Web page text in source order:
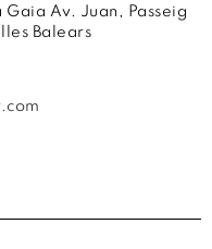
Gaia Av. Juan, Passeig
Balears